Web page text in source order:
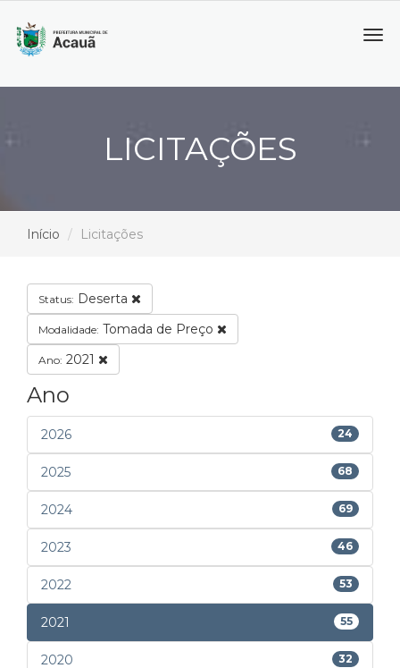
LICITAÇÕES
Início Licitações
Status: Deserta
Modalidade: Tomada de Preço
Ano: 2021
Ano
2026 24
2025 68
2024 69
2023 46
2022 53
2021 55
2020 32